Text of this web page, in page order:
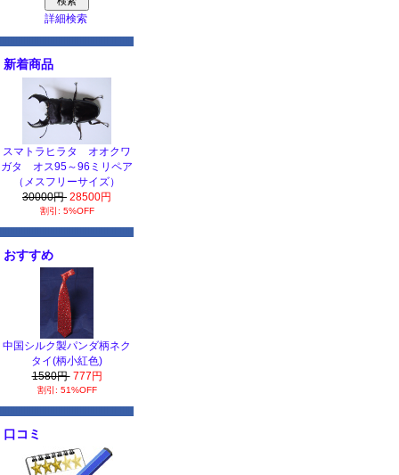
詳細検索
新着商品
スマトラヒラタ オオクワ
ガタ オス95～96ミリペア
（メスフリーサイズ）
30000円 28500円
割引: 5%OFF
おすすめ
中国シルク製パンダ柄ネク
タイ(柄小紅色)
1580円 777円
割引: 51%OFF
口コミ